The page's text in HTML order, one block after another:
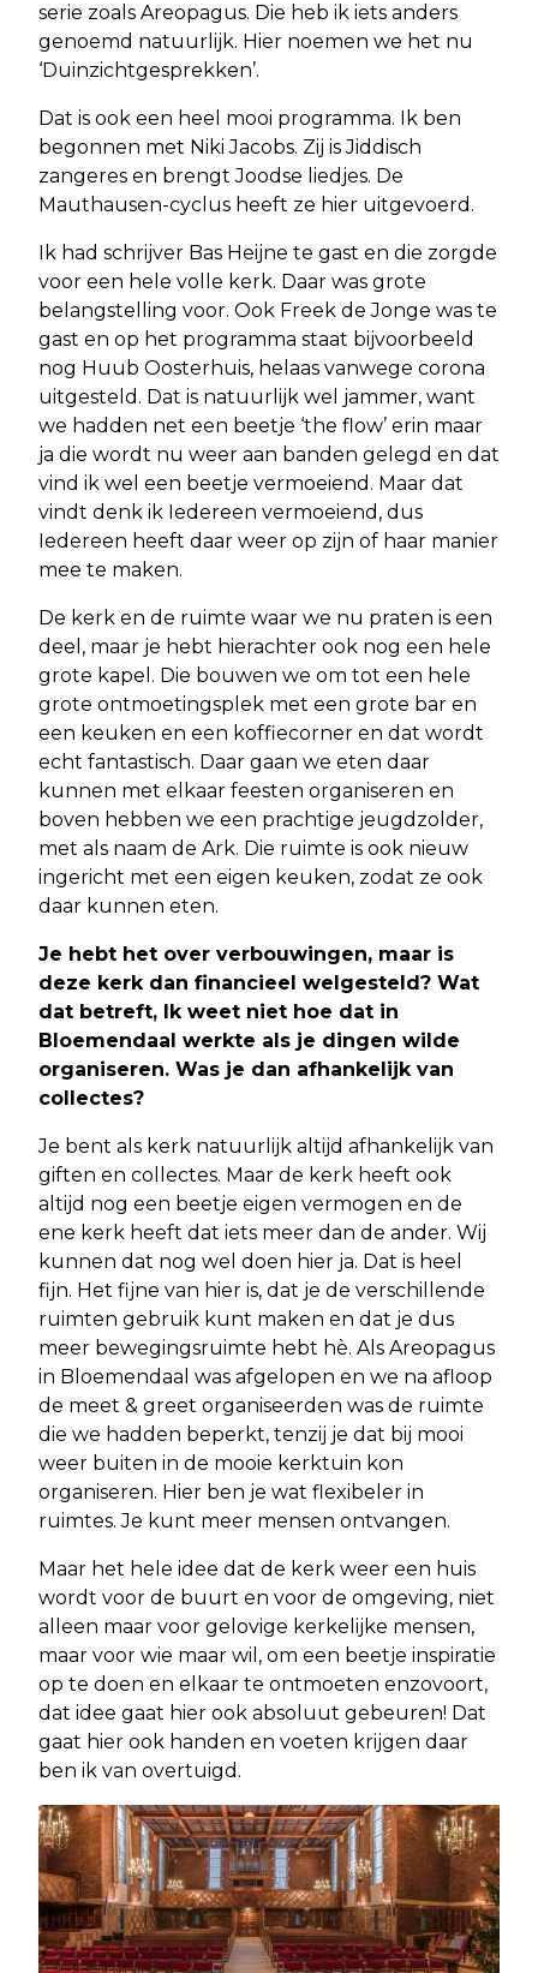
serie zoals Areopagus. Die heb ik iets anders
genoemd natuurlijk. Hier noemen we het nu
‘Duinzichtgesprekken’.
Dat is ook een heel mooi programma. Ik ben
begonnen met Niki Jacobs. Zij is Jiddisch
zangeres en brengt Joodse liedjes. De
Mauthausen-cyclus heeft ze hier uitgevoerd.
Ik had schrijver Bas Heijne te gast en die zorgde
voor een hele volle kerk. Daar was grote
belangstelling voor. Ook Freek de Jonge was te
gast en op het programma staat bijvoorbeeld
nog Huub Oosterhuis, helaas vanwege corona
uitgesteld. Dat is natuurlijk wel jammer, want
we hadden net een beetje ‘the flow’ erin maar
ja die wordt nu weer aan banden gelegd en dat
vind ik wel een beetje vermoeiend. Maar dat
vindt denk ik Iedereen vermoeiend, dus
Iedereen heeft daar weer op zijn of haar manier
mee te maken.
De kerk en de ruimte waar we nu praten is een
deel, maar je hebt hierachter ook nog een hele
grote kapel. Die bouwen we om tot een hele
grote ontmoetingsplek met een grote bar en
een keuken en een koffiecorner en dat wordt
echt fantastisch. Daar gaan we eten daar
kunnen met elkaar feesten organiseren en
boven hebben we een prachtige jeugdzolder,
met als naam de Ark. Die ruimte is ook nieuw
ingericht met een eigen keuken, zodat ze ook
daar kunnen eten.
Je hebt het over verbouwingen, maar is
deze kerk dan financieel welgesteld? Wat
dat betreft, Ik weet niet hoe dat in
Bloemendaal werkte als je dingen wilde
organiseren. Was je dan afhankelijk van
collectes?
Je bent als kerk natuurlijk altijd afhankelijk van
giften en collectes. Maar de kerk heeft ook
altijd nog een beetje eigen vermogen en de
ene kerk heeft dat iets meer dan de ander. Wij
kunnen dat nog wel doen hier ja. Dat is heel
fijn. Het fijne van hier is, dat je de verschillende
ruimten gebruik kunt maken en dat je dus
meer bewegingsruimte hebt hè. Als Areopagus
in Bloemendaal was afgelopen en we na afloop
de meet & greet organiseerden was de ruimte
die we hadden beperkt, tenzij je dat bij mooi
weer buiten in de mooie kerktuin kon
organiseren. Hier ben je wat flexibeler in
ruimtes. Je kunt meer mensen ontvangen.
Maar het hele idee dat de kerk weer een huis
wordt voor de buurt en voor de omgeving, niet
alleen maar voor gelovige kerkelijke mensen,
maar voor wie maar wil, om een beetje inspiratie
op te doen en elkaar te ontmoeten enzovoort,
dat idee gaat hier ook absoluut gebeuren! Dat
gaat hier ook handen en voeten krijgen daar
ben ik van overtuigd.